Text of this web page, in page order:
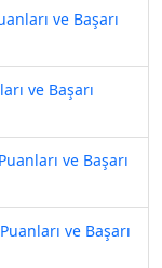
ve Başarı
ve Başarı
ve Başarı
ve Başarı